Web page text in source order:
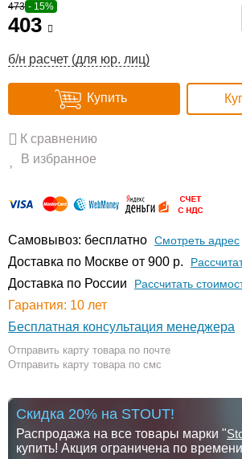
473 - 15%
403
б/н расчет (для юр. лиц)
Купить
К сравнению
В избранное
Самовывоз: бесплатно Смотреть адрес
Доставка по Москве от 900 р.
Доставка по России Рассчитать
Гарантия: 10 лет
Бесплатная консультация менеджера
Отправить карту товара по почте
Отправить карту товара по смс
Скидка 20% на STOUT!
Распродажа на все товары марки "
купить! Акция ограничена по